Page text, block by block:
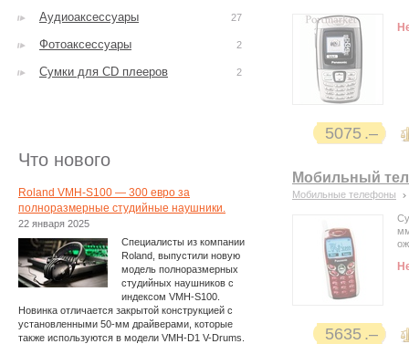
5075
Мобильный
Мобильные телефоны
5635
Аудиоаксессуары 27
Фотоаксессуары 2
Сумки для CD плееров 2
Что нового
Roland VMH-S100 — 300 евро за
полноразмерные студийные наушники.
22 января 2025
Специалисты из компании
Roland, выпустили новую
модель полноразмерных
студийных наушников с
индексом VMH-S100.
Новинка отличается закрытой конструкцией с
установленными 50-мм драйверами, которые
также используются в модели VMH-D1 V-Drums.